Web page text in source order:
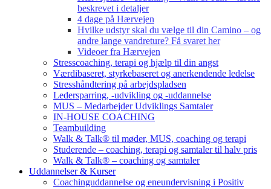
beskrevet i detaljer
4 dage på Hærvejen
Hvilke udstyr skal du vælge til din Camino – og
andre lange vandreture? Få svaret her
Videoer fra Hærvejen
Stresscoaching, terapi og hjælp til din angst
Værdibaseret, styrkebaseret og anerkendende ledelse
Stresshåndtering på arbejdspladsen
Ledersparring, -udvikling og -uddannelse
MUS – Medarbejder Udviklings Samtaler
IN-HOUSE COACHING
Teambuilding
Walk & Talk® til møder, MUS, coaching og terapi
Studerende – coaching, terapi og samtaler til halv pris
Walk & Talk® – coaching og samtaler
Uddannelser & Kurser
Coachinguddannelse og eneundervisning i Positiv